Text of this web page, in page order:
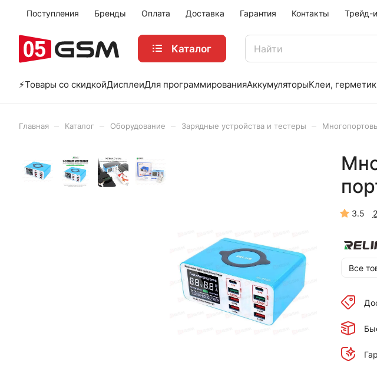
Поступления Бренды Оплата Доставка Гарантия Контакты Трейд-
Каталог
⚡️Товары со скидкойДисплеиДля программированияАккумуляторыКлеи,
Главная Каталог Оборудование Зарядные устройства и тестеры
3.5
Все